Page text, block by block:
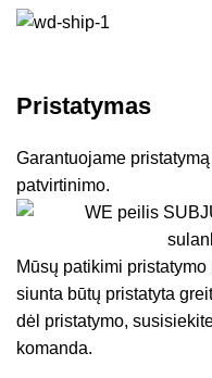
Pristatymas
Garantuojame
patvirtinimo.
Mūsų patikimi
siunta būtų pristatyta
dėl pristatymo,
komanda.